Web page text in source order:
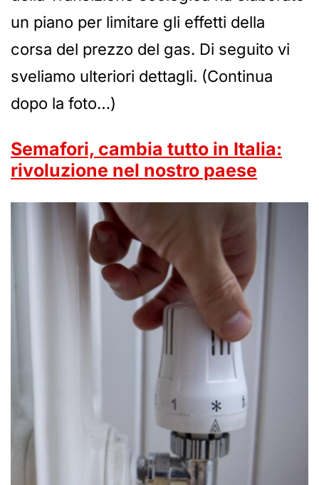
un piano per limitare gli effetti della
corsa del prezzo del gas. Di seguito vi
sveliamo ulteriori dettagli. (Continua
dopo la foto…)
Semafori, cambia tutto in Italia:
rivoluzione nel nostro paese